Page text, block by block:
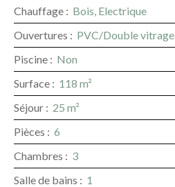
Chauffage : Bois, Electrique
Ouvertures : PVC/Double vitrage
Piscine : Non
Surface : 118 m²
Séjour : 25 m²
Pièces : 6
Chambres : 3
Salle de bains : 1